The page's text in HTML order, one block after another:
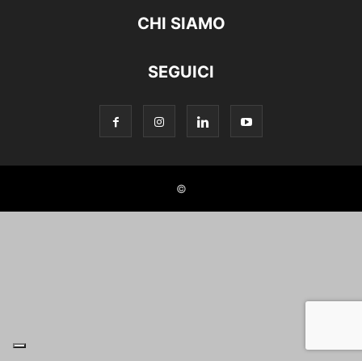
CHI SIAMO
SEGUICI
©